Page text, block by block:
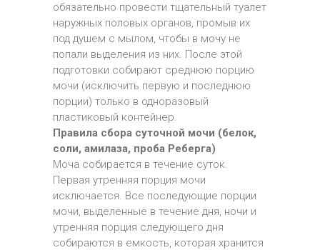
обязательно провести тщательный туалет
наружных половых органов, промыв их
под душем с мылом, чтобы в мочу не
попали выделения из них. После этой
подготовки собирают среднюю порцию
мочи (исключить первую и последнюю
порции) только в одноразовый
пластиковый контейнер.
Правила сбора суточной мочи (белок,
соли, амилаза, проба Реберга)
Моча собирается в течение суток.
Первая утренняя порция мочи
исключается. Все последующие порции
мочи, выделенные в течение дня, ночи и
утренняя порция следующего дня
собираются в емкость, которая хранится